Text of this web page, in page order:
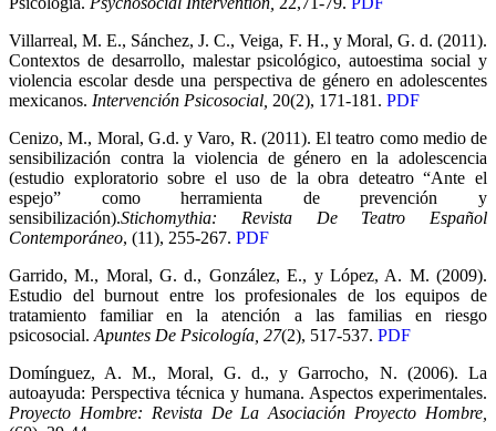
Villarreal, M. E., Sánchez, J. C., Veiga, F. H., y Moral, G. d. (2011).
Contextos de desarrollo, malestar psicológico, autoestima social y
violencia escolar desde una perspectiva de género en adolescentes
mexicanos. Intervención Psicosocial, 20(2), 171-181. PDF
Cenizo, M., Moral, G.d. y Varo, R. (2011). El teatro como medio de
sensibilización contra la violencia de género en la adolescencia
(estudio exploratorio sobre el uso de la obra deteatro “Ante el
espejo” como herramienta de prevención y
sensibilización).Stichomythia: Revista De Teatro Español
Contemporáneo, (11), 255-267. PDF
Garrido, M., Moral, G. d., González, E., y López, A. M. (2009).
Estudio del burnout entre los profesionales de los equipos de
tratamiento familiar en la atención a las familias en riesgo
psicosocial. Apuntes De Psicología, 27(2), 517-537. PDF
Domínguez, A. M., Moral, G. d., y Garrocho, N. (2006). La
autoayuda: Perspectiva técnica y humana. Aspectos experimentales.
Proyecto Hombre: Revista De La Asociación Proyecto Hombre,